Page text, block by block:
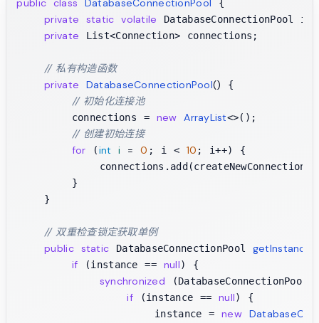
public class DatabaseConnectionPool {
private static volatile DatabaseConnectionPool
private List<Connection> connections;
// 私有构造函数
private
DatabaseConnectionPool() {
// 初始化连接池
        connections =
new ArrayList<>();
// 创建初始连接
for (int i = 0 ; i < 10 ; i++) {
        }
    }
// 双重检查锁定获取单例
public static DatabaseConnectionPool getInstance
if (instance == null) {
synchronized
if (instance == null) {
                    instance =
new